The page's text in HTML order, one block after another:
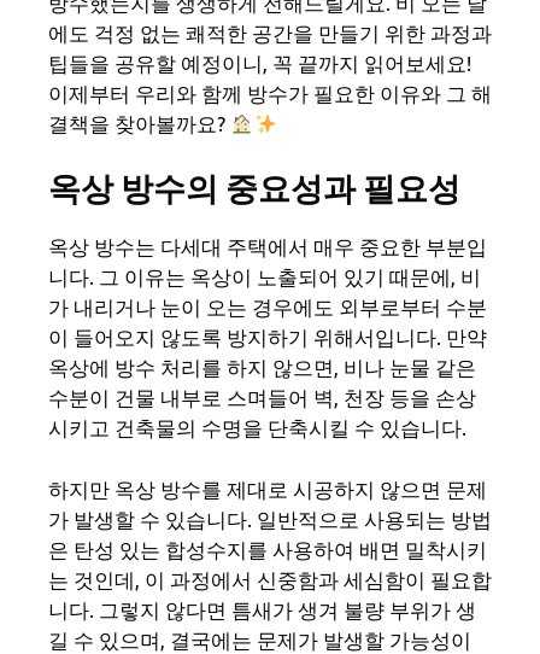
에도 걱정 없는 쾌적한 공간을 만들기 위한 과정과
팁들을 공유할 예정이니, 꼭 끝까지 읽어보세요!
이제부터 우리와 함께 방수가 필요한 이유와 그 해
결책을 찾아볼까요?
옥상 방수의 중요성과 필요성
옥상 방수는 다세대 주택에서 매우 중요한 부분입
니다. 그 이유는 옥상이 노출되어 있기 때문에, 비
가 내리거나 눈이 오는 경우에도 외부로부터 수분
이 들어오지 않도록 방지하기 위해서입니다. 만약
옥상에 방수 처리를 하지 않으면, 비나 눈물 같은
수분이 건물 내부로 스며들어 벽, 천장 등을 손상
시키고 건축물의 수명을 단축시킬 수 있습니다.
하지만 옥상 방수를 제대로 시공하지 않으면 문제
가 발생할 수 있습니다. 일반적으로 사용되는 방법
은 탄성 있는 합성수지를 사용하여 배면 밀착시키
는 것인데, 이 과정에서 신중함과 세심함이 필요합
니다. 그렇지 않다면 틈새가 생겨 불량 부위가 생
길 수 있으며, 결국에는 문제가 발생할 가능성이